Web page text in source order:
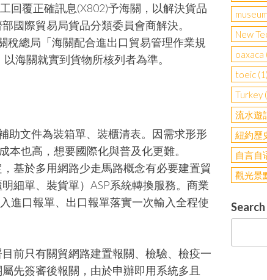
回覆正確訊息(X802)予海關，以解決貨品
國際貿易局貨品分類委員會商解決。
稅總局「海關配合進出口貿易管理作業規
海關就實到貨物所核列者為準。
助文件為裝箱單、裝櫃清表。因需求形形
也高，想要國際化與普及化更難。
基於多用網路少走馬路概念有必要建置貿
細單、裝貨單）ASP系統轉換服務。商業
進口報單、出口報單落實一次輸入全程使
前只有關貿網路建置報關、檢驗、檢疫一
先簽審後報關，由於申辦即用系統多且
museum
New
oaxaca
toeic(1)
Turkey
流水遊
紐約歷
自言自
觀光景
Search